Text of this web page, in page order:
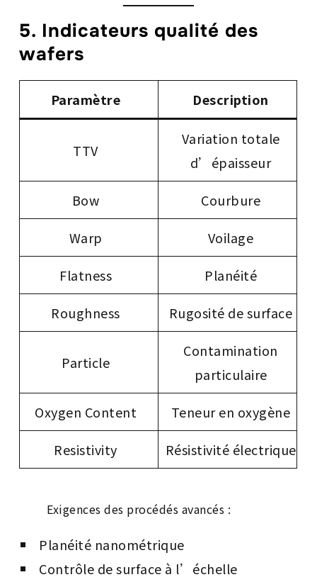
5. Indicateurs qualité des
wafers
Paramètre Description
TTV
Variation totale
d’épaisseur
Bow Courbure
Warp Voilage
Flatness Planéité
Roughness Rugosité de surface
Particle
Contamination
particulaire
Oxygen Content Teneur en oxygène
Resistivity Résistivité électrique
Exigences des procédés avancés :
Planéité nanométrique
Contrôle de surface à l’échelle